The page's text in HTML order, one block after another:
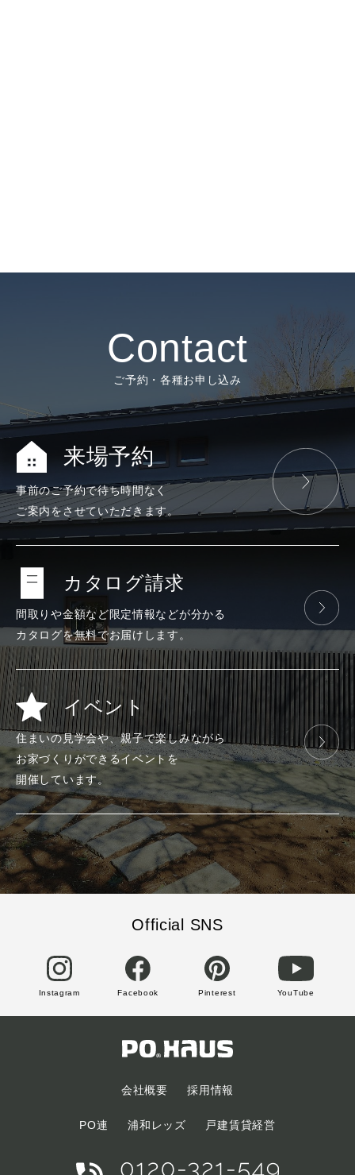
Contact
ご予約・各種お申し込み
来場予約
事前のご予約で待ち時間なく
ご案内をさせていただきます。
カタログ請求
間取りや金額など限定情報などが分かる
カタログを無料でお届けします。
イベント
住まいの見学会や、親子で楽しみながら
お家づくりができるイベントを
開催しています。
Official SNS
Instagram Facebook Pinterest YouTube
会社概要 採用情報
PO連 浦和レッズ 戸建賃貸経営